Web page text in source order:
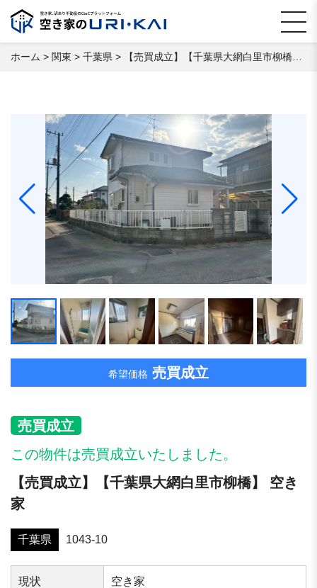
ホーム > 関東 > 千葉県 > 【売買成立】【千葉県大網白里市柳橋】 空き家
希望価格 売買成立
売買成立
この物件は売買成立いたしました。
【売買成立】【千葉県大網白里市柳橋】 空き
家
千葉県 1043-10
現状 空き家